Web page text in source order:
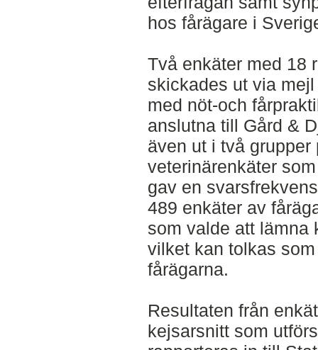
hos fårägare i
Två enkäter med 18
skickades ut via
med nöt-och
anslutna till Gård &
även ut i två
veterinärenkäter
gav en
489 enkäter av
som valde att lämna
vilket kan tolkas
fårägarna.
Resultaten från
kejsarsnitt som